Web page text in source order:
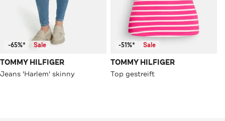
-65%* Sale
TOMMY HILFIGER
Jeans 'Harlem' skinny
-51%* Sale
TOMMY HILFIGER
Top gestreift